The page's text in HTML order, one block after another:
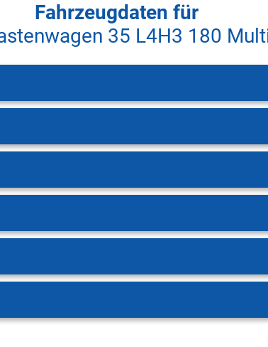
Fahrzeugdaten für
35 L4H3 180